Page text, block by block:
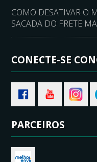
COMO DESATIVAR O
SACADA DO FRETE
CONECTE-SE
PARCEIROS